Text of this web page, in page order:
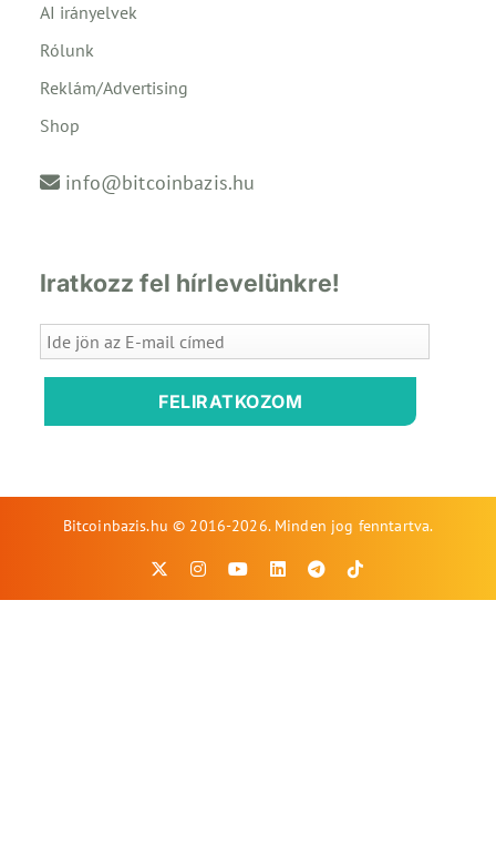
AI irányelvek
Rólunk
Reklám/Advertising
Shop
info@bitcoinbazis.hu
Iratkozz fel hírlevelünkre!
FELIRATKOZOM
Bitcoinbazis.hu © 2016-2026. Minden jog fenntartva.